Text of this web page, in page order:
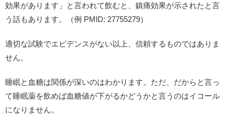
効果があります」と言われて飲むと、鎮痛効果が示されたと言
う話もあります。（例 PMID: 27755279）
適切な試験でエビデンスがない以上、信頼するものではありま
せん。
睡眠と血糖は関係が深いのはわかります。ただ、だからと言っ
て睡眠薬を飲めば血糖値が下がるかどうかと言うのはイコール
になりません。